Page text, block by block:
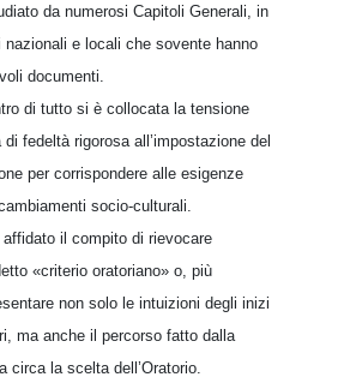
da numerosi Capitoli Generali, in
nazionali e locali che sovente hanno
documenti.
di tutto si è collocata la tensione
fedeltà rigorosa all’impostazione del
per corrispondere alle esigenze
socio-culturali.
il compito di rievocare
«criterio oratoriano» o, più
non solo le intuizioni degli inizi
ma anche il percorso fatto dalla
circa la scelta dell’Oratorio.